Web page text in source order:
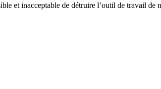
et inacceptable de détruire l’outil de travail de